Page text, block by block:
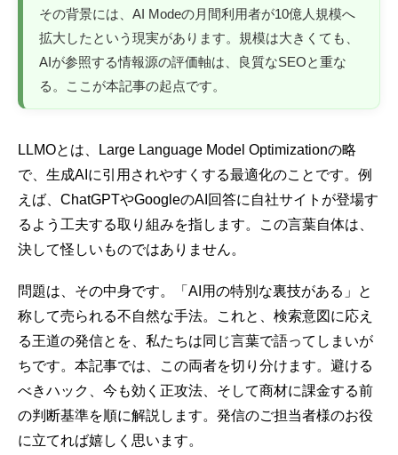
その背景には、AI Modeの月間利用者が10億人規模へ
拡大したという現実があります。規模は大きくても、
AIが参照する情報源の評価軸は、良質なSEOと重な
る。ここが本記事の起点です。
LLMOとは、Large Language Model Optimizationの略
で、 生成AI に引用されやすくする最適化のことです。例
えば、 ChatGPTやGoogleのAI回答に自社サイトが登場す
るよう工夫する取り組みを指します。この言葉自体は、
決して怪しいものではありません。
問題は、その中身です。「AI用の特別な裏技がある」と
称して売られる不自然な手法。これと、検索意図に応え
る王道の発信とを、私たちは同じ言葉で語ってしまいが
ちです。本記事では、この両者を切り分けます。避ける
べきハック、今も効く正攻法、そして商材に課金する前
の判断基準を順に解説します。発信のご担当者様のお役
に立てれば嬉しく思います。